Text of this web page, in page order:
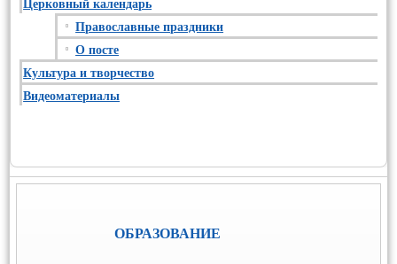
Православные праздники
О посте
Культура и творчество
Видеоматериалы
ОБРАЗОВАНИЕ